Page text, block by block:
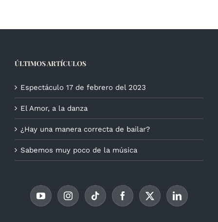
ÚLTIMOS ARTÍCULOS
Espectáculo 17 de febrero del 2023
El Amor, a la danza
¿Hay una manera correcta de bailar?
Sabemos muy poco de la música